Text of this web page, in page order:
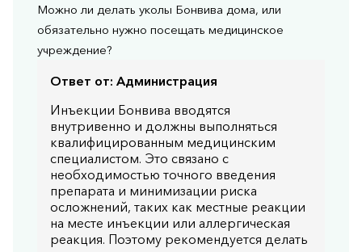
Можно ли делать уколы Бонвива дома, или
обязательно нужно посещать медицинское
учреждение?
Ответ от: Администрация
Инъекции Бонвива вводятся
внутривенно и должны выполняться
квалифицированным медицинским
специалистом. Это связано с
необходимостью точного введения
препарата и минимизации риска
осложнений, таких как местные реакции
на месте инъекции или аллергическая
реакция. Поэтому рекомендуется делать